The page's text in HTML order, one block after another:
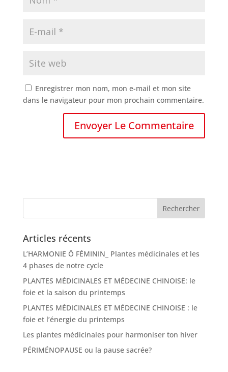
Enregistrer mon nom, mon e-mail et mon site
dans le navigateur pour mon prochain commentaire.
Articles récents
L’HARMONIE Ö FÉMININ_ Plantes médicinales et les
4 phases de notre cycle
PLANTES MÉDICINALES ET MÉDECINE CHINOISE: le
foie et la saison du printemps
PLANTES MÉDICINALES ET MÉDECINE CHINOISE : le
foie et l’énergie du printemps
Les plantes médicinales pour harmoniser ton hiver
PÉRIMÉNOPAUSE ou la pause sacrée?